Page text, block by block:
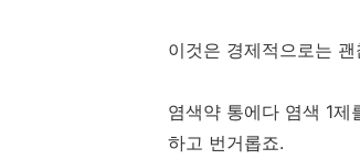
이것은 경제적으로는
염색약 통에다 염색 1
하고 번거롭죠.